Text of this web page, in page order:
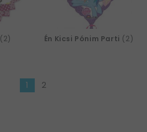
(2) Én Kicsi Pónim Parti (2)
1 2